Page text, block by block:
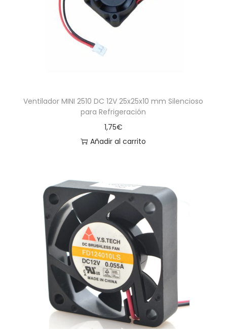
a
c
i
d
Ventilador MINI 2510 DC 12V 25x25x10 mm Silencioso
para Refrigeración
1,75€
Añadir al carrito